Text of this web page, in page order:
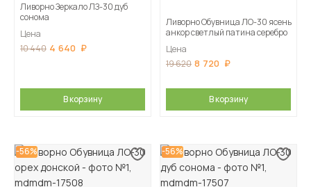
Ливорно Зеркало ЛЗ-30 дуб
сонома
Цена
10 440 4 640
В корзину
Ливорно Обувница ЛО-30 ясень
анкор светлый патина серебро
Цена
19 620 8 720
В корзину
-56% -56%